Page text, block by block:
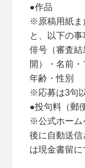
●作品
※原稿用紙ま
と、以下の
俳号（審査
開）・名前・
年齢・性別
※応募は3句
●投句料（郵
※公式ホーム
後に自動送
は現金書留に